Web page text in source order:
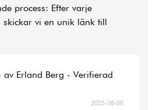
process: Efter varje
skickar vi en unik länk till
av Erland Berg - Verifierad
2025-08-08